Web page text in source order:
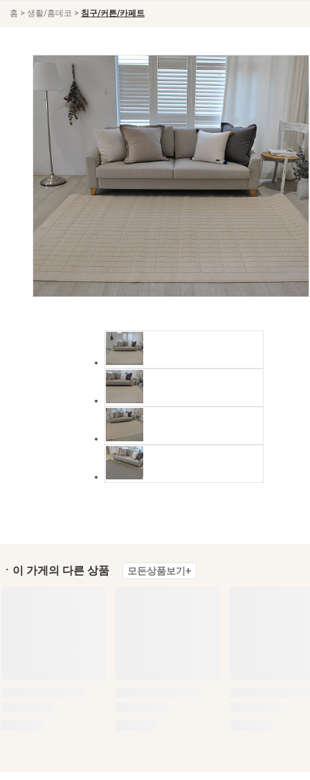
홈 > 생활/홈데코 > 침구/커튼/카페트
ㆍ이 가게의 다른 상품 모든상품보기+